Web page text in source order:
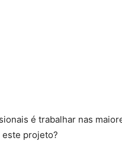
é trabalhar nas
projeto?